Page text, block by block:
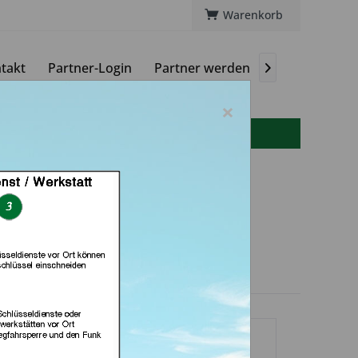
Warenkorb
Partner-Login Partner werden 
&
(in Berlin)
×